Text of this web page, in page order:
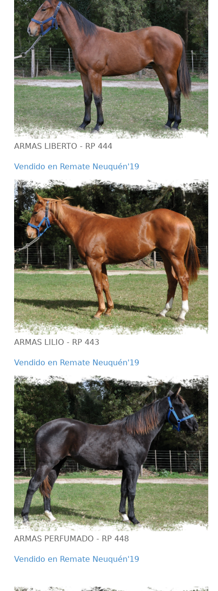
ARMAS LIBERTO - RP 444
Vendido en Remate Neuquén'19
ARMAS LILIO - RP 443
Vendido en Remate Neuquén'19
ARMAS PERFUMADO - RP 448
Vendido en Remate Neuquén'19